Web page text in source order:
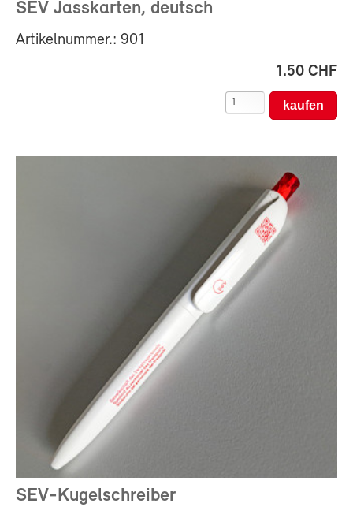
SEV Jasskarten, deutsch
Artikelnummer.: 901
1.50 CHF
SEV-Kugelschreiber